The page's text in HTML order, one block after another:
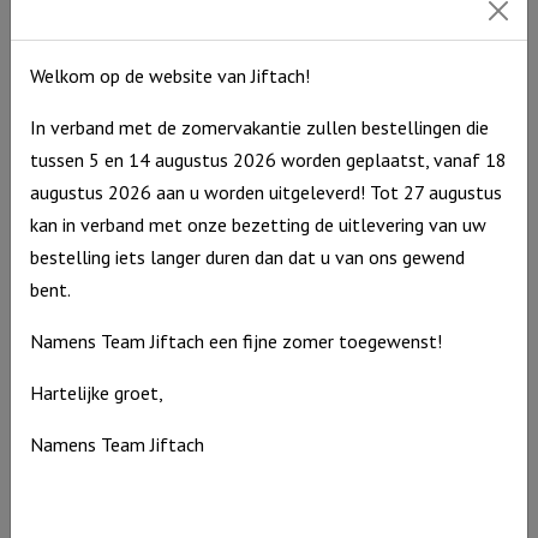
Welkom op de website van Jiftach!
In verband met de zomervakantie zullen bestellingen die
tussen 5 en 14 augustus 2026 worden geplaatst, vanaf 18
augustus 2026 aan u worden uitgeleverd! Tot 27 augustus
kan in verband met onze bezetting de uitlevering van uw
bestelling iets langer duren dan dat u van ons gewend
bent.
Namens Team Jiftach een fijne zomer toegewenst!
Hartelijke groet,
Namens Team Jiftach